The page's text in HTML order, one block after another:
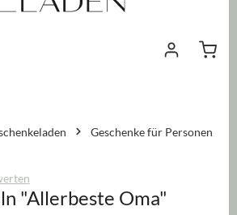
Geschenke für Personen
von 0 von 5 Sternen
"Allerbeste Oma"